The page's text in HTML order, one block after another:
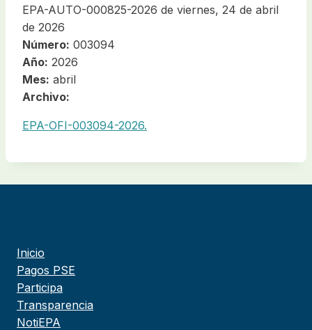
EPA-AUTO-000825-2026 de viernes, 24 de abril
de 2026
Número: 003094
Año: 2026
Mes: abril
Archivo:
EPA-OFI-003094-2026.
Inicio
Pagos PSE
Participa
Transparencia
NotiEPA